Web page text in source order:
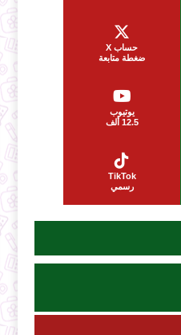
حساب X
ضغطة متابعة
يوتيوب
12.5 ألف
TikTok
رسمي